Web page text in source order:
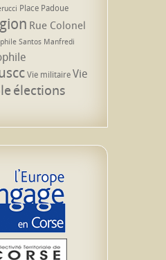
Place Padoue
Rue Colonel
Santos Manfredi
Vie militaireVie
élections